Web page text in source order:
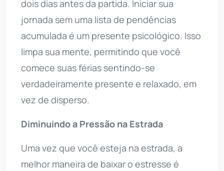
dois dias antes da partida. Iniciar sua
jornada sem uma lista de pendências
acumulada é um presente psicológico. Isso
limpa sua mente, permitindo que você
comece suas férias sentindo-se
verdadeiramente presente e relaxado, em
vez de disperso.
Diminuindo a Pressão na Estrada
Uma vez que você esteja na estrada, a
melhor maneira de baixar o estresse é